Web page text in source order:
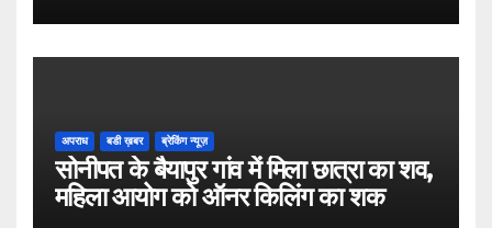
अपराध बडी ख़बर ब्रेकिंग न्यूज़
सोनीपत के बैयापुर गांव में मिला छात्रा का शव,
महिला आयोग को ऑनर किलिंग का शक